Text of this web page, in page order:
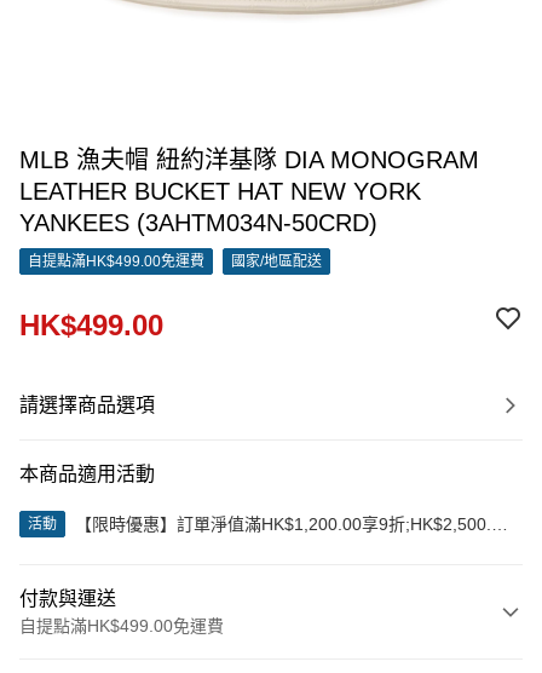
MLB 漁夫帽 紐約洋基隊 DIA MONOGRAM
LEATHER BUCKET HAT NEW YORK
YANKEES (3AHTM034N-50CRD)
自提點滿HK$499.00免運費 國家/地區配送
HK$499.00
請選擇商品選項
本商品適用活動
活動
【限時優惠】訂單淨值滿HK$1,200.00享9折;HK$2,500.00
付款與運送
自提點滿HK$499.00免運費